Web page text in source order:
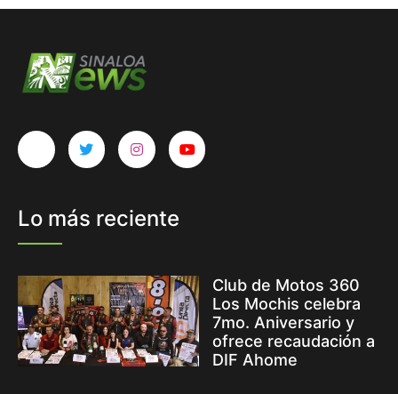
Lo más reciente
Club de Motos 360
Los Mochis celebra
7mo. Aniversario y
ofrece recaudación a
DIF Ahome